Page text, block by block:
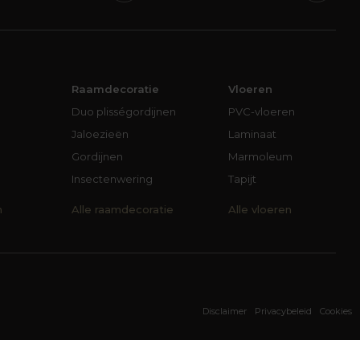
Raamdecoratie
Duo plisségordijnen
Jaloezieën
Gordijnen
Insectenwering
Alle raamdecoratie
Vloeren
PVC-vloeren
Laminaat
Marmoleum
Tapijt
Alle vloeren
Disclaimer Privacybeleid Cookies